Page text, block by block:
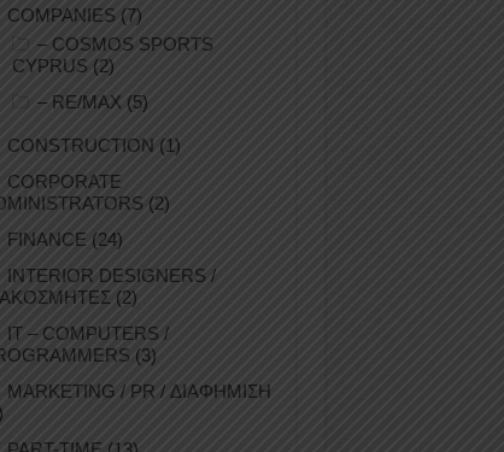
COMPANIES (7)
– COSMOS SPORTS
CYPRUS (2)
– RE/MAX (5)
CONSTRUCTION (1)
CORPORATE
(2)
FINANCE (24)
INTERIOR DESIGNERS /
(2)
IT – COMPUTERS /
(3)
MARKETING / PR / ΔΙΑΦΗΜΙΣΗ